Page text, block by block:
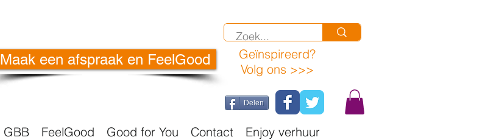
Maak een afspraak en FeelGood Geïnspireerd?
Volg ons >>>
Delen
GBB FeelGood Good for You Contact Enjoy verhuur